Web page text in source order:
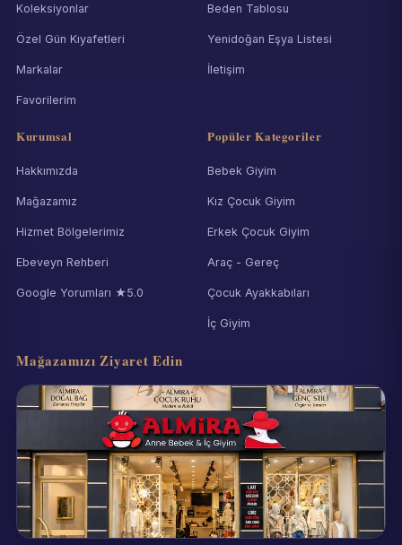
Koleksiyonlar
Özel Gün Kıyafetleri
Markalar
Favorilerim
Beden Tablosu
Yenidoğan Eşya Listesi
İletişim
Kurumsal
Hakkımızda
Mağazamız
Hizmet Bölgelerimiz
Ebeveyn Rehberi
Google Yorumları ★5.0
Popüler Kategoriler
Bebek Giyim
Kız Çocuk Giyim
Erkek Çocuk Giyim
Araç - Gereç
Çocuk Ayakkabıları
İç Giyim
Mağazamızı Ziyaret Edin